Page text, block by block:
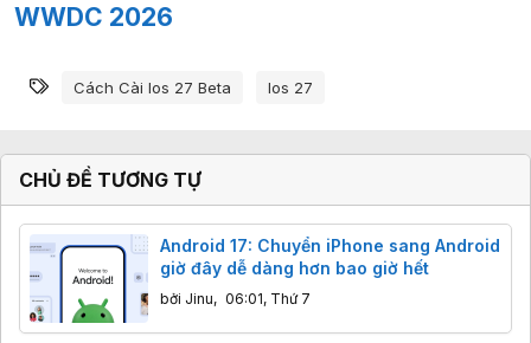
WWDC 2026
Từ khóa
Cách Cài Ios 27 Beta Ios 27
CHỦ ĐỀ TƯƠNG TỰ
Android 17: Chuyển iPhone sang Android
giờ đây dễ dàng hơn bao giờ hết
bởi Jinu, 06:01, Thứ 7